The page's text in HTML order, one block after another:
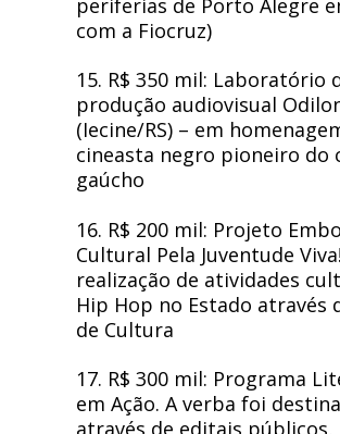
com a Fiocruz)
15. R$ 350 mil: Laboratório
produção audiovisual
(Iecine/RS) – em
cineasta negro pioneiro do
gaúcho
16. R$ 200 mil: Projeto
Cultural Pela Juventude
realização de atividades
Hip Hop no Estado através
de Cultura
17. R$ 300 mil: Programa
em Ação. A verba foi
através de editais públicos,